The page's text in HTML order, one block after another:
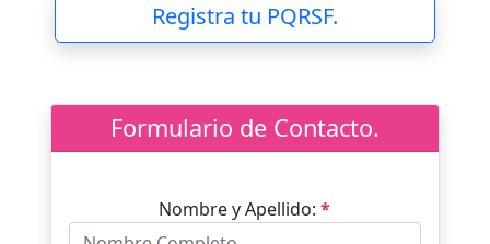
Registra tu PQRSF.
Formulario de Contacto.
Nombre y Apellido:*